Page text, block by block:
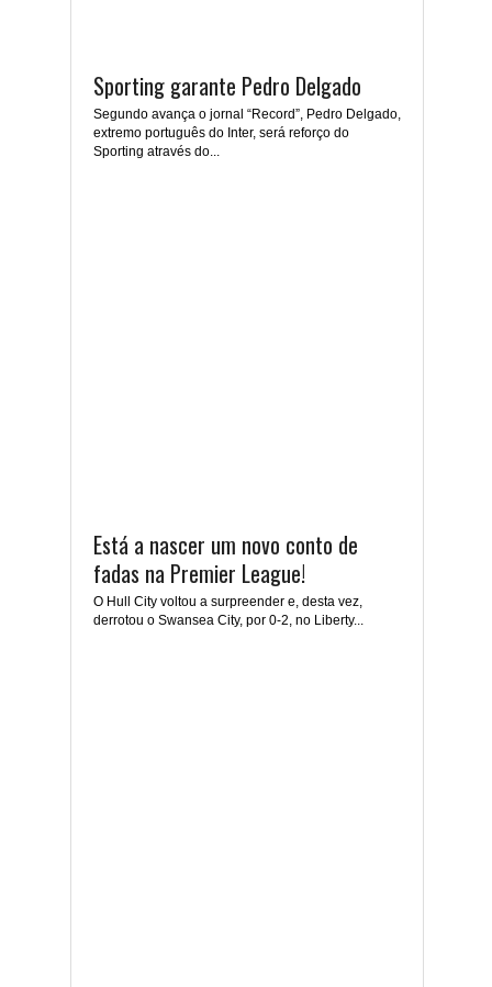
Sporting garante Pedro Delgado
Segundo avança o jornal “Record”, Pedro Delgado,
extremo português do Inter, será reforço do
Sporting através do...
Está a nascer um novo conto de
fadas na Premier League!
O Hull City voltou a surpreender e, desta vez,
derrotou o Swansea City, por 0-2, no Liberty...